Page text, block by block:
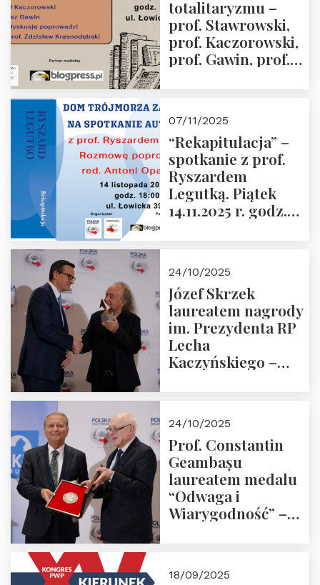
grudnia 2025 r.
godz. 18:00.
totalitaryzmu –
prof. Stawrowski,
prof. Kaczorowski,
prof. Gawin, prof.
07/11/2025
“Rekapitulacja” –
spotkanie z prof.
Ryszardem
Legutką. Piątek
14.11.2025 r. godz.
24/10/2025
Józef Skrzek
laureatem nagrody
im. Prezydenta RP
Lecha
Kaczyńskiego –
24/10/2025
Prof. Constantin
Geambașu
laureatem medalu
“Odwaga i
Wiarygodność” –
18/09/2025